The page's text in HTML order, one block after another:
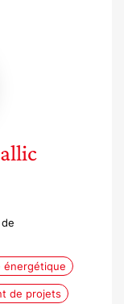
énergétique
de projets